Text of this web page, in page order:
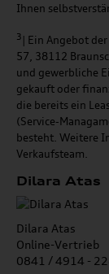
Ihnen
3 | Ein Angebot
57, 38112
und gewerbliche
gekauft oder
die bereits ein
(Service-
besteht. Weitere
Verkaufsteam.
Dilara Atas
Dilara Atas
Online-Vertrieb
0841 / 4914 -